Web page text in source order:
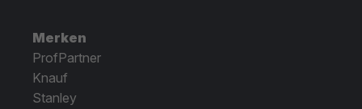
Merken
ProfPartner
Knauf
Stanley